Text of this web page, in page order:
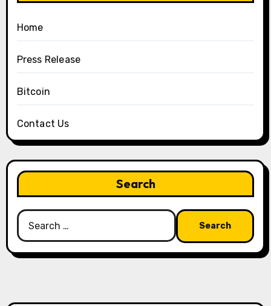
Home
Press Release
Bitcoin
Contact Us
Search
Search
for: